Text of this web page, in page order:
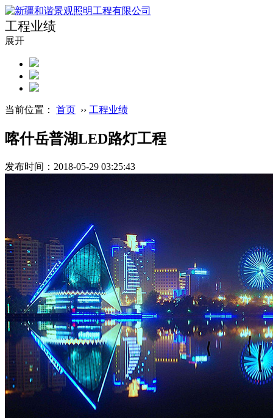
工程业绩
展开
当前位置： 首页 ›› 工程业绩
喀什岳普湖LED路灯工程
发布时间：2018-05-29 03:25:43